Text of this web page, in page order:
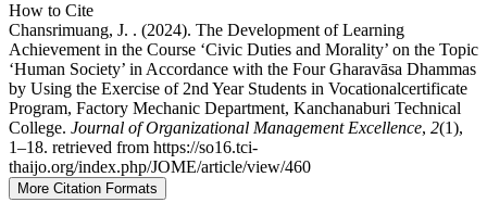
How to Cite
Chansrimuang, J. . (2024). The Development of Learning
Achievement in the Course ‘Civic Duties and Morality’ on the Topic
‘Human Society’ in Accordance with the Four Gharavāsa Dhammas
by Using the Exercise of 2nd Year Students in Vocationalcertificate
Program, Factory Mechanic Department, Kanchanaburi Technical
College. Journal of Organizational Management Excellence, 2(1),
1–18. retrieved from https://so16.tci-
thaijo.org/index.php/JOME/article/view/460
More Citation Formats